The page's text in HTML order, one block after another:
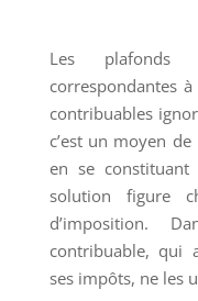
Les
correspondantes à
contribuables
c’est un moyen
en se
solution figure
d’imposition.
contribuable, qui
ses impôts, ne les